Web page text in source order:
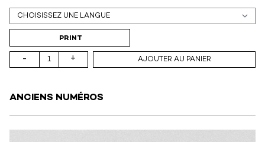
Support (print ou digital)
PRINT
- + AJOUTER AU PANIER
ANCIENS NUMÉROS